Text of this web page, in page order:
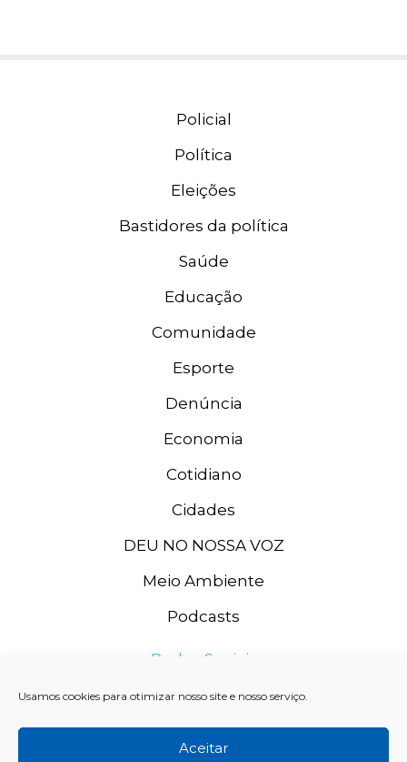
Usamos cookies para otimizar nosso site e nosso serviço.
Aceitar
Policial
Política
Eleições
Bastidores da política
Saúde
Educação
Comunidade
Esporte
Denúncia
Economia
Cotidiano
Cidades
DEU NO NOSSA VOZ
Meio Ambiente
Podcasts
Redes Sociais